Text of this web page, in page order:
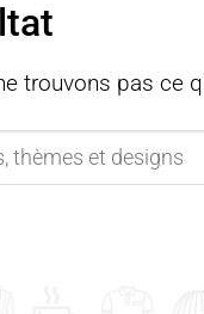
trouvons pas ce